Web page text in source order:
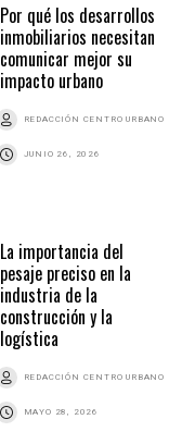
Por qué los desarrollos
inmobiliarios necesitan
comunicar mejor su
impacto urbano
REDACCIÓN CENTRO URBANO
JUNIO 26, 2026
La importancia del
pesaje preciso en la
industria de la
construcción y la
logística
REDACCIÓN CENTRO URBANO
MAYO 28, 2026